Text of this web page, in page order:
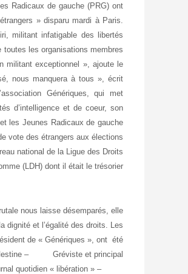
Radicaux de gauche (PRG) ont
» disparu mardi à Paris.
militant infatigable des libertés
les organisations membres
militant exceptionnel », ajoute le
nous manquera à tous », écrit
Génériques, qui met
d’intelligence et de coeur, son
les Jeunes Radicaux de gauche
vote des étrangers aux élections
national de la Ligue des Droits
(LDH) dont il était le trésorier.
nous laisse désemparés, elle
dignité et l’égalité des droits. Les
de « Génériques », ont été
– Gréviste et principal
quotidien « libération » –